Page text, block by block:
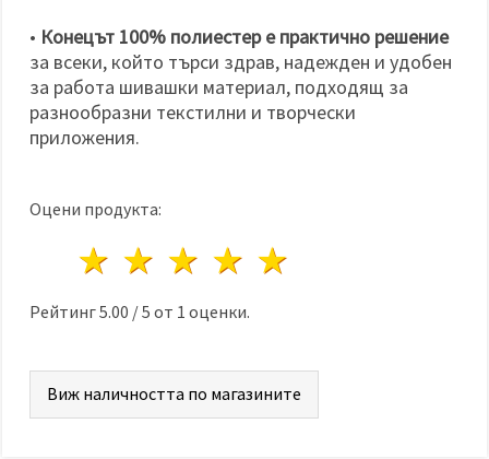
• Конецът 100% полиестер е практично решение
за всеки, който търси здрав, надежден и удобен
за работа шивашки материал, подходящ за
разнообразни текстилни и творчески
приложения.
Оцени продукта:
4 звезди
3 звезди
2 звезди
1 звезда
Рейтинг5.00 /5 от 1 оценки.
Виж наличността по магазините